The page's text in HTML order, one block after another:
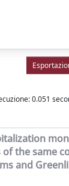
0.051
of the same
and